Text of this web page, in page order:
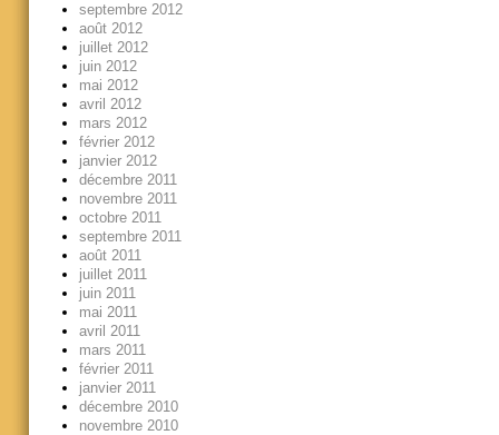
septembre 2012
août 2012
juillet 2012
juin 2012
mai 2012
avril 2012
mars 2012
février 2012
janvier 2012
décembre 2011
novembre 2011
octobre 2011
septembre 2011
août 2011
juillet 2011
juin 2011
mai 2011
avril 2011
mars 2011
février 2011
janvier 2011
décembre 2010
novembre 2010